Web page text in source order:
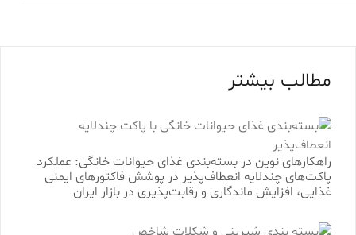
مطالب بیشتر
راهکارهای نوین در بسته‌بندی غذای حیوانات خانگی: عملکرد
پاکت‌های چندلایه انعطاف‌پذیر در پوشش فاکتورهای ایمنی
غذایی، افزایش ماندگاری و رقابت‌پذیری در بازار ایران